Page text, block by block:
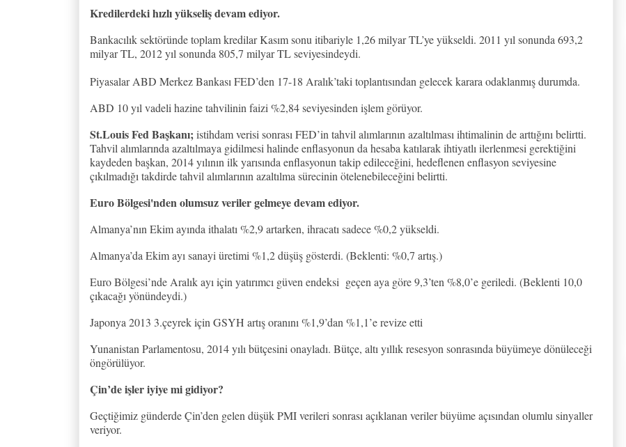
Kredilerdeki hızlı yükseliş devam ediyor.
Bankacılık sektöründe toplam kredilar Kasım sonu itibariyle 1,26 milyar TL’ye yükseldi. 2011 yıl sonunda 693,2
milyar TL, 2012 yıl sonunda 805,7 milyar TL seviyesindeydi.
Piyasalar ABD Merkez Bankası FED’den 17-18 Aralık’taki toplantısından gelecek karara odaklanmış durumda.
ABD 10 yıl vadeli hazine tahvilinin faizi %2,84 seviyesinden işlem görüyor.
St.Louis Fed Başkanı; istihdam verisi sonrası FED’in tahvil alımlarının azaltılması ihtimalinin de arttığını belirtti.
Tahvil alımlarında azaltılmaya gidilmesi halinde enflasyonun da hesaba katılarak ihtiyatlı ilerlenmesi gerektiğini
kaydeden başkan, 2014 yılının ilk yarısında enflasyonun takip edileceğini, hedeflenen enflasyon seviyesine
çıkılmadığı takdirde tahvil alımlarının azaltılma sürecinin ötelenebileceğini belirtti.
Euro Bölgesi'nden olumsuz veriler gelmeye devam ediyor.
Almanya’nın Ekim ayında ithalatı %2,9 artarken, ihracatı sadece %0,2 yükseldi.
Almanya’da Ekim ayı sanayi üretimi %1,2 düşüş gösterdi. (Beklenti: %0,7 artış.)
Euro Bölgesi’nde Aralık ayı için yatırımcı güven endeksi geçen aya göre 9,3’ten %8,0’e geriledi. (Beklenti 10,0
çıkacağı yönündeydi.)
Japonya 2013 3.çeyrek için GSYH artış oranını %1,9’dan %1,1’e revize etti
Yunanistan Parlamentosu, 2014 yılı bütçesini onayladı. Bütçe, altı yıllık resesyon sonrasında büyümeye dönüleceği
öngörülüyor.
Çin’de işler iyiye mi gidiyor?
Geçtiğimiz günderde Çin’den gelen düşük PMI verileri sonrası açıklanan veriler büyüme açısından olumlu sinyaller
veriyor.